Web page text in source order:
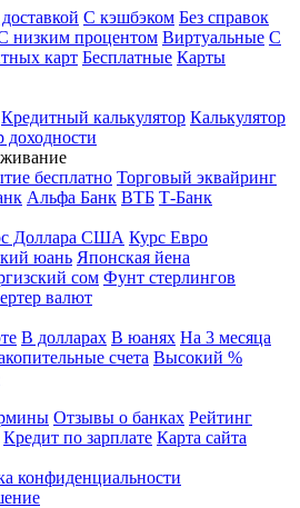
С кэшбэком Без справок
низким процентом Виртуальные С
карт Бесплатные Карты
Кредитный калькулятор Калькулятор
доходности
бесплатно Торговый эквайринг
Альфа Банк ВТБ Т-Банк
Доллара США Курс Евро
юань Японская йена
сом Фунт стерлингов
валют
В долларах В юанях На 3 месяца
счета Высокий %
Отзывы о банках Рейтинг
Кредит по зарплате Карта сайта
конфиденциальности